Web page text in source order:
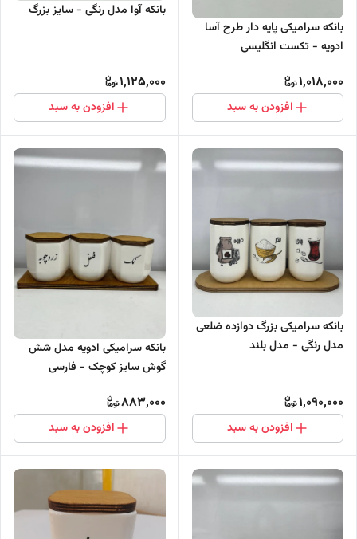
بانکه سرامیکی پایه دار طرح آسا
ادویه - تکست انگلیسی
1,018,000
افزودن به سبد
بانکه آوا مدل رنگی - سایز بزرگ
1,125,000
افزودن به سبد
بانکه سرامیکی بزرگ دوازده ضلعی
مدل رنگی - مدل بلند
1,090,000
افزودن به سبد
بانکه سرامیکی ادویه مدل شش
گوش سایز کوچک - فارسی
883,000
افزودن به سبد